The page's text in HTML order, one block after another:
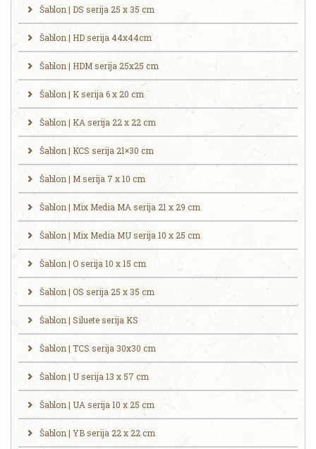
Šablon | DS serija 25 x 35 cm
Šablon | HD serija 44x44cm
Šablon | HDM serija 25x25 cm
Šablon | K serija 6 x 20 cm
Šablon | KA serija 22 x 22 cm
Šablon | KCS serija 21×30 cm
Šablon | M serija 7 x 10 cm
Šablon | Mix Media MA serija 21 x 29 cm
Šablon | Mix Media MU serija 10 x 25 cm
Šablon | O serija 10 x 15 cm
Šablon | OS serija 25 x 35 cm
Šablon | Siluete serija KS
Šablon | TCS serija 30x30 cm
Šablon | U serija 13 x 57 cm
Šablon | UA serija 10 x 25 cm
Šablon | YB serija 22 x 22 cm